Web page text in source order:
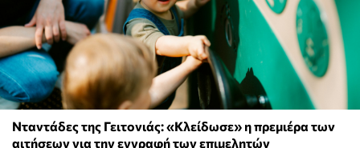
Νταντάδες της Γειτονιάς: «Κλείδωσε» η πρεμιέρα των
αιτήσεων για την εγγραφή των επιμελητών